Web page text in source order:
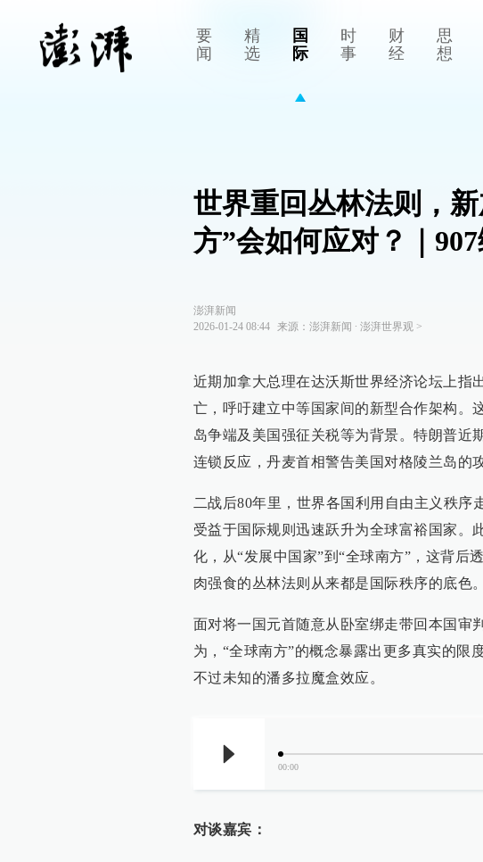
要
闻
精
选
国
际
时
事
财
经
思
想
世界重回丛林法则，
方”会如何应对？｜
澎湃新闻
2026-01-24 08:44
来源： 澎湃新闻 ∙ 澎湃世界观>
近期加拿大总理在达沃斯世界经济论坛上指
亡，呼吁建立中等国家间的新型合作架构。
岛争端及美国强征关税等为背景。特朗普近
连锁反应，丹麦首相警告美国对格陵兰岛的
二战后80年里，世界各国利用自由主义秩序
受益于国际规则迅速跃升为全球富裕国家。
化，从“发展中国家”到“全球南方”，这背后
肉强食的丛林法则从来都是国际秩序的底色。
面对将一国元首随意从卧室绑走带回本国审
为，“全球南方”的概念暴露出更多真实的限
不过未知的潘多拉魔盒效应。
00:00
对谈嘉宾：